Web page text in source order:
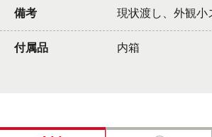
備考 現状渡し、外観小
付属品 内箱